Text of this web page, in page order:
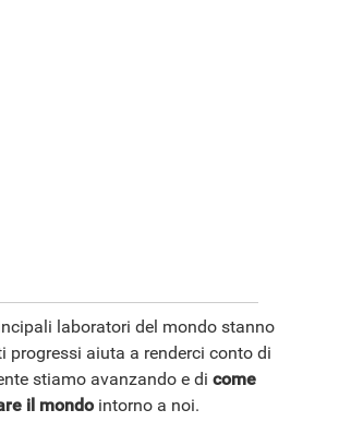
laboratori del mondo stanno
progressi aiuta a renderci conto di
stiamo avanzando e di come
il mondointorno a noi.